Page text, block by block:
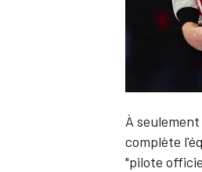
À seulement
complète
"pilote